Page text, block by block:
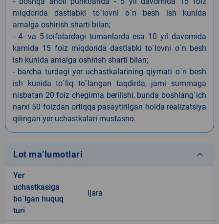
miqdorida dastlabki to`lovni o`n besh ish kunida
amalga oshirish sharti bilan;
- 4- va 5-toifalardagi tumanlarda esa 10 yil davomida
kamida 15 foiz miqdorida dastlabki to`lovni o`n besh
ish kunida amalga oshirish sharti bilan;
- barcha turdagi yer uchastkalarining qiymati o`n besh
ish kunida to`liq to`langan taqdirda, jami summaga
nisbatan 20 foiz chegirma berilishi, bunda boshlang`ich
narxi 50 foizdan ortiqqa pasaytirilgan holda realizatsiya
qilingan yer uchastkalari mustasno.
Lot ma’lumotlari keyboard_arrow_down
Yer
uchastkasiga
bo`lgan huquq
turi
Ijara